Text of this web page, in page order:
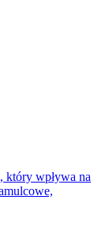
który wpływa na